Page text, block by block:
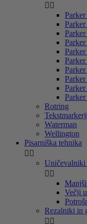
 
Parker
Rotring
Tekstmarkerji
Waterman
Wellington
Pisarniška tehnika
 
Uničevalniki
 
Večji
Rezalniki in
 